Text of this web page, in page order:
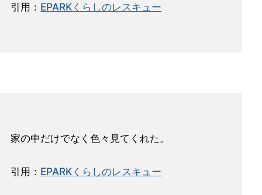
引用： EPARKくらしのレスキュー
家の中だけでなく色々見てくれた。
引用： EPARKくらしのレスキュー